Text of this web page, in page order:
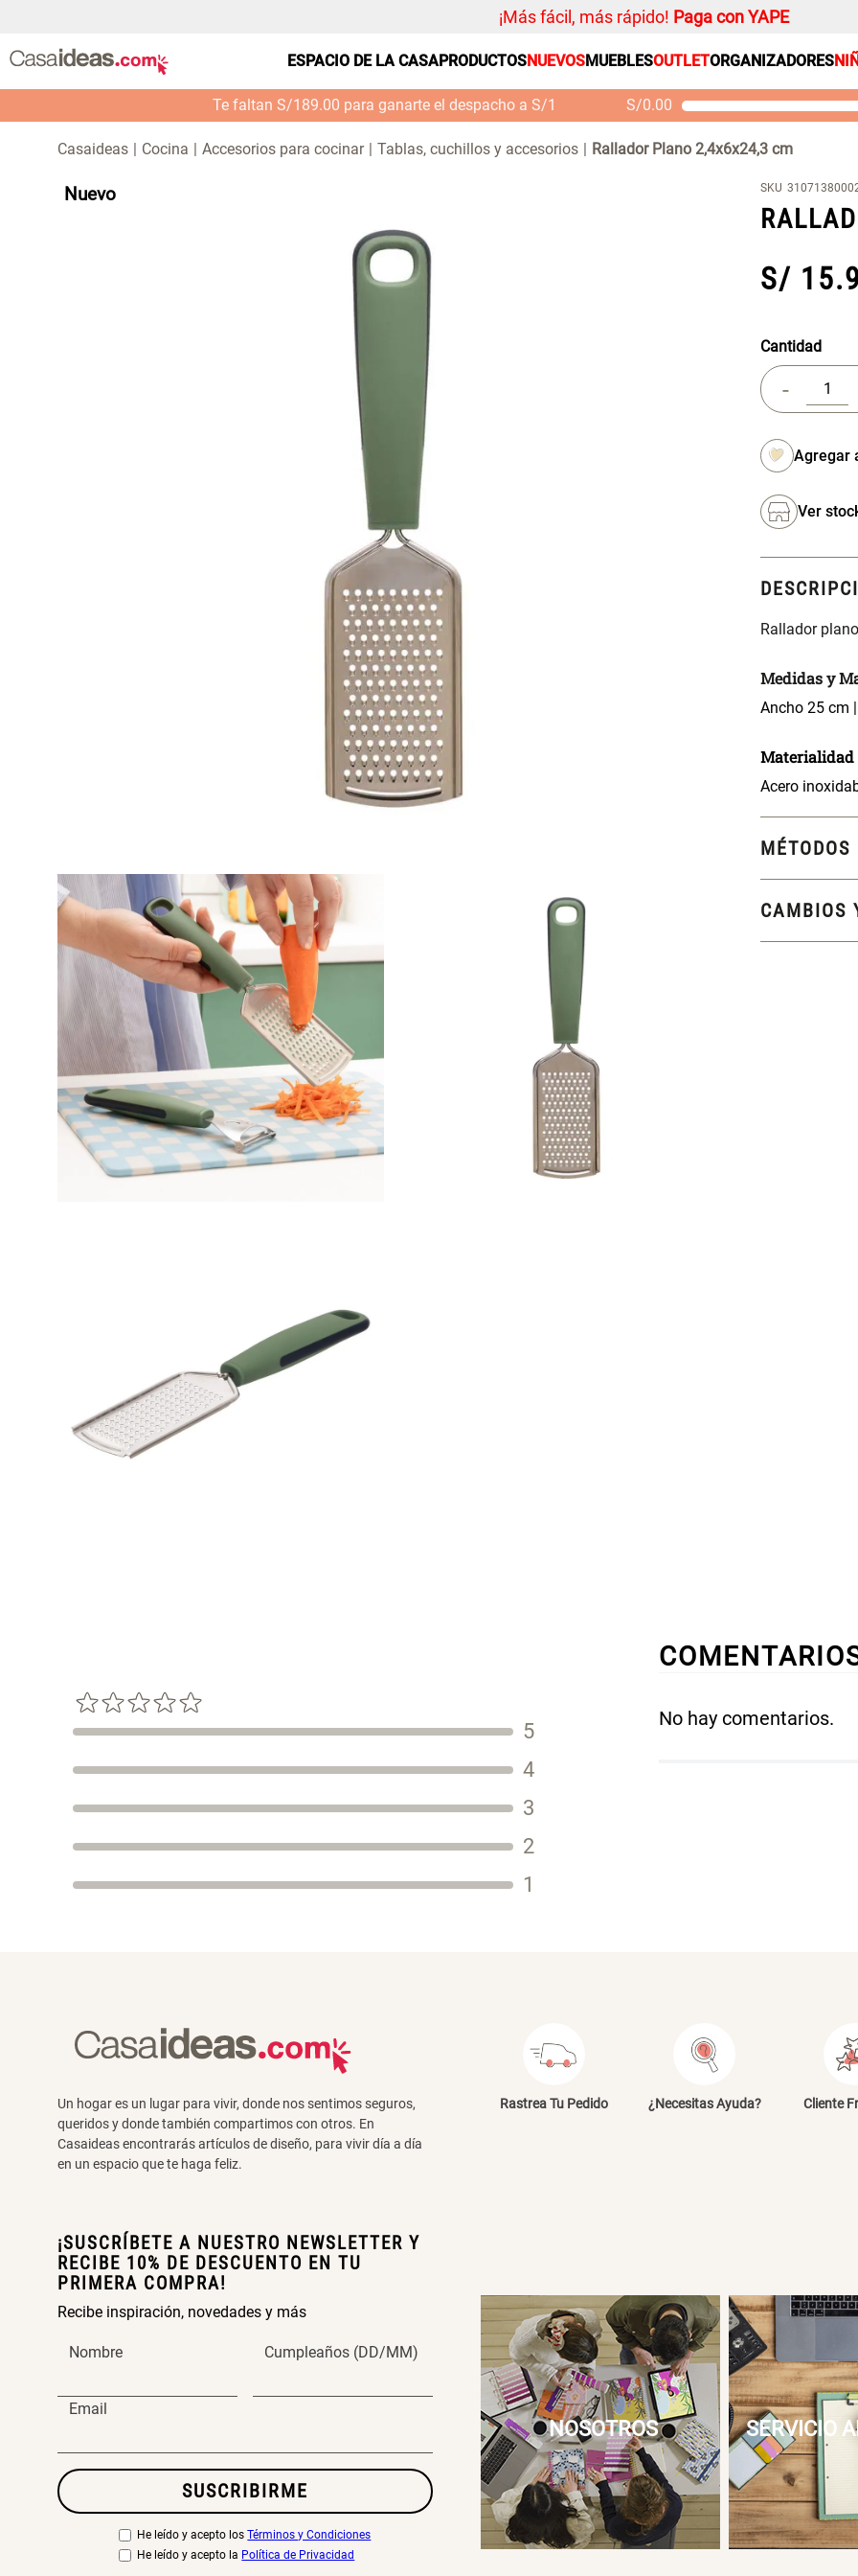
¡Más fácil, más rápido! Paga con YAPE
ESPACIO DE LA CASAPRODUCTOSNUEVOSMUEBLESOUTLETORGANIZADORES
Te faltan S/189.00 para ganarte el despacho a S/1 S/0.00
Cocina Accesorios para cocinar Tablas, cuchillos y accesorios Rallador Plano 2,4x6x24,3 cm
Nuevo SKU
S/ 15.
Cantidad
-
Ver
Rallador
Medidas y
Ancho 25 cm
Materialidad
Acero
CAMBIOS
5
4
3
2
1
No hay comentarios.
Un hogar es un lugar para vivir, donde nos sentimos seguros,
queridos y donde también compartimos con otros. En
Casaideas encontrarás artículos de diseño, para vivir día a día
en un espacio que te haga feliz.
¡SUSCRÍBETE A NUESTRO NEWSLETTER Y
RECIBE 10% DE DESCUENTO EN TU
PRIMERA COMPRA!
Recibe inspiración, novedades y más
Nombre Cumpleaños (DD/MM)
Email
SUSCRIBIRME
He leído y acepto los Términos y Condiciones
He leído y acepto la Política de Privacidad
Rastrea Tu Pedido ¿Necesitas Ayuda? Cliente
NOSOTROS SERVICIO
Mueble MDF y Madera
Bambú Inodoro con
Puerta 65x28x171 cm
S/ 261.00 S/
Cojin
Alfombra